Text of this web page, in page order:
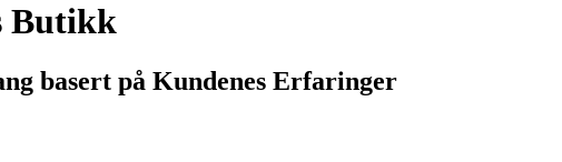
Butikk
basert på Kundenes Erfaringer